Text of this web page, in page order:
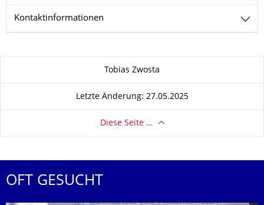
Kontaktinformationen
Tobias Zwosta
Letzte Änderung: 27.05.2025
Diese Seite …
OFT GESUCHT